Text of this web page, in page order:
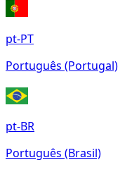
pt-PT
Português (Portugal)
pt-BR
Português (Brasil)